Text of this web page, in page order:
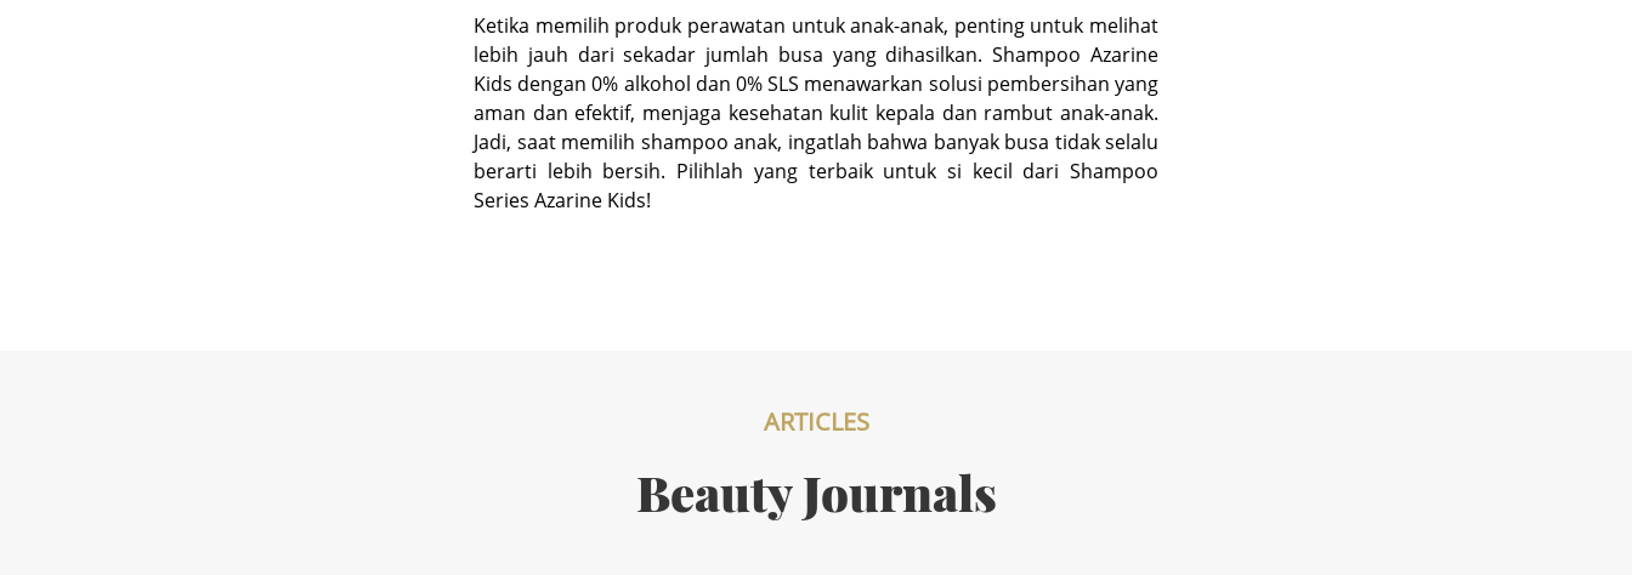
Ketika memilih produk perawatan untuk anak-anak, penting untuk melihat
lebih jauh dari sekadar jumlah busa yang dihasilkan.Shampoo Azarine
Kids dengan 0% alkohol dan 0% SLS menawarkan solusi pembersihan yang
aman dan efektif, menjaga kesehatan kulit kepala dan rambut anak-anak.
Jadi, saat memilih shampoo anak, ingatlah bahwa banyak busa tidak selalu
berarti lebih bersih. Pilihlah yang terbaik untuk si kecil dari Shampoo
Series Azarine Kids!
ARTICLES
Beauty Journals